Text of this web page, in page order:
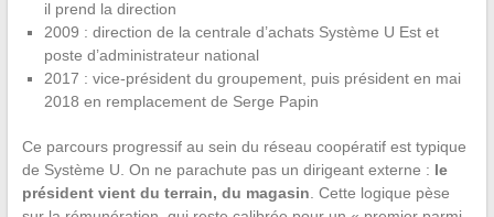
il prend la direction
2009 : direction de la centrale d’achats Système U Est et
poste d’administrateur national
2017 : vice-président du groupement, puis président en mai
2018 en remplacement de Serge Papin
Ce parcours progressif au sein du réseau coopératif est typique
de Système U. On ne parachute pas un dirigeant externe : le
président vient du terrain, du magasin . Cette logique pèse